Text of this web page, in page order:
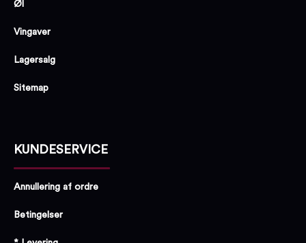
Øl
Vingaver
Lagersalg
Sitemap
KUNDESERVICE
Annullering af ordre
Betingelser